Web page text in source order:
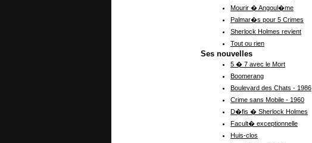
Mourir � Angoul�me
Palmar�s pour 5 Crimes
Sherlock Holmes revient
Tout ou rien
Ses nouvelles
5 � 7 avec le Mort
Boomerang
Boulevard des Chats - 1986
Crime sans Mobile - 1960
D�fis � Sherlock Holmes
Facult� exceptionnelle
Huis-clos